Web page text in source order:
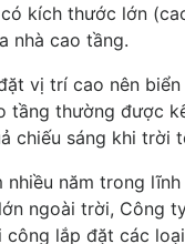
kích thước lớn
nhà cao tầng.
vị trí cao nên
tầng thường được
chiếu sáng khi trời
nhiều năm trong
ngoài trời, Công
công lắp đặt các